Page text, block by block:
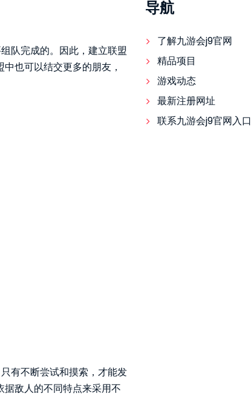
队完成的。因此，建立联盟
也可以结交更多的朋友，
有不断尝试和摸索，才能发
敌人的不同特点来采用不
导航
了解九游会j9官网
精品项目
游戏动态
最新注册网址
联系九游会j9官网入口